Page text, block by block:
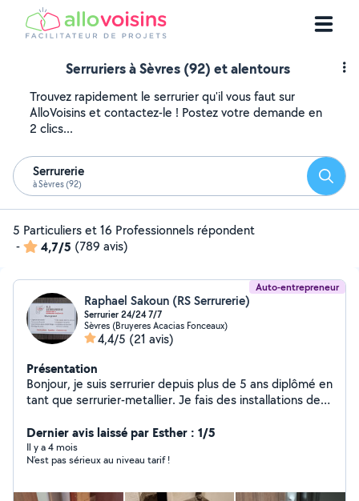
Serruriers à Sèvres (92) et alentours
Trouvez rapidement le serrurier qu'il vous faut sur
AlloVoisins et contactez-le ! Postez votre demande en
2 clics...
Serrurerie
à Sèvres (92)
5 Particuliers et 16 Professionnels répondent
-
4,7/5 (789 avis)
Auto-entrepreneur
Raphael Sakoun (RS Serrurerie)
Serrurier 24/24 7/7
Sèvres (Bruyeres Acacias Fonceaux)
4,4/5 (21 avis)
Présentation
Bonjour, je suis serrurier depuis plus de 5 ans diplômé en
tant que serrurier-metallier. Je fais des installations de
installation cornière anti-pince ainsi que des dépannages
et des ouvertures de portes sur Paris et toute l'île de
France.
Dernier avis laissé par Esther : 1/5
Il y a 4 mois
N’est pas sérieux au niveau tarif !